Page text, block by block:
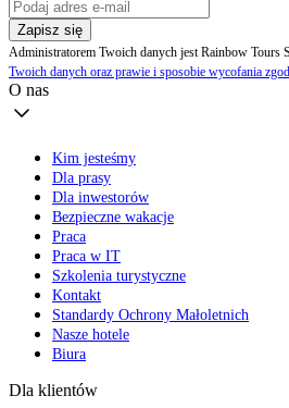
Zapisz się
Administratorem Twoich danych jest Rainbow Tours
Twoich danych oraz prawie i sposobie wycofania
O nas
Kim jesteśmy
Dla prasy
Dla inwestorów
Bezpieczne wakacje
Praca
Praca w IT
Szkolenia turystyczne
Kontakt
Standardy Ochrony Małoletnich
Nasze hotele
Biura
Dla klientów